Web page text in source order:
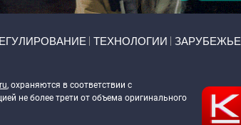
ТЕХНОЛОГИИ ЗАРУБЕЖЬЕ
, охраняются в соответствии с
не более трети от объема оригинального